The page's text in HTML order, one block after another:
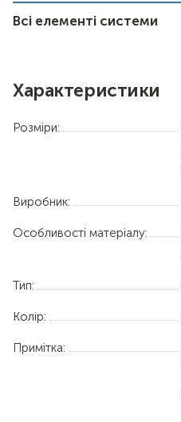
Всі елементі системи
Характеристики
Розміри:
Виробник:
Особливості матеріалу:
Тип:
Колір:
Примітка: